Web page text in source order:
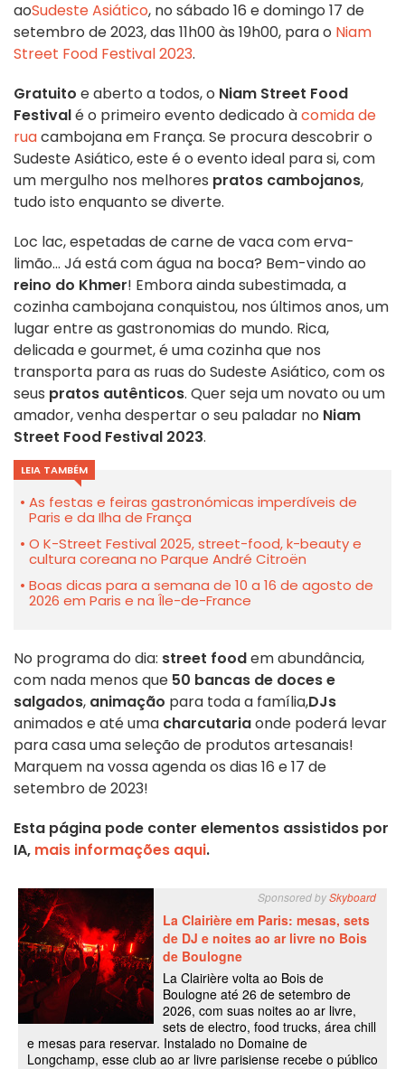
aoSudeste Asiático, no sábado 16 e domingo 17 de
setembro de 2023, das 11h00 às 19h00, para o Niam
Street Food Festival 2023.
Gratuito e aberto a todos, o Niam Street Food
Festivalé o primeiro evento dedicado àcomida de
ruacambojana em França. Se procura descobrir o
Sudeste Asiático, este é o evento ideal para si, com
um mergulho nos melhores pratos cambojanos,
tudo isto enquanto se diverte.
Loc lac, espetadas de carne de vaca com erva-
limão... Já está com água na boca? Bem-vindo ao
reino do Khmer! Embora ainda subestimada, a
cozinha cambojana conquistou, nos últimos anos, um
lugar entre as gastronomias do mundo. Rica,
delicada e gourmet, é uma cozinha que nos
transporta para as ruas do Sudeste Asiático, com os
seus pratos autênticos. Quer seja um novato ou um
amador, venha despertar o seu paladar no Niam
Street Food Festival 2023.
LEIA TAMBÉM
As festas e feiras gastronómicas imperdíveis de
Paris e da Ilha de França
O K-Street Festival 2025, street-food, k-beauty e
cultura coreana no Parque André Citroën
Boas dicas para a semana de 10 a 16 de agosto de
2026 em Paris e na Île-de-France
No programa do dia: street foodem abundância,
com nada menos que 50 bancas de doces e
salgados, animação para toda a família,DJs
animados e até uma charcutariaonde poderá levar
para casa uma seleção de produtos artesanais!
Marquem na vossa agenda os dias 16 e 17 de
setembro de 2023!
Esta página pode conter elementos assistidos por
IA, mais informações aqui.